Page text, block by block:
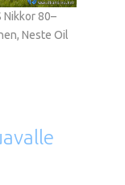
Nikkor 80–
Neste Oil